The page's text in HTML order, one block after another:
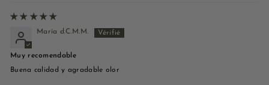
María d.C.M.M.
Muy recomendable
Buena calidad y agradable olor